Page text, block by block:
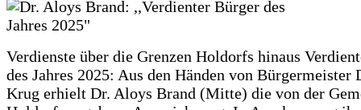
Verdienste über die Grenzen Holdorfs hinaus
des Jahres 2025: Aus den Händen von Bürgermeister
Krug erhielt Dr. Aloys Brand (Mitte) die von der